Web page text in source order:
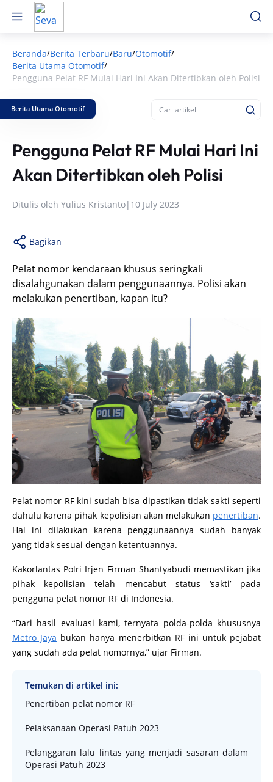
Beranda/Berita Terbaru/Baru/Otomotif/
Berita Utama Otomotif/
Pengguna Pelat RF Mulai Hari Ini Akan Ditertibkan oleh Polisi
Berita Utama Otomotif
Pengguna Pelat RF Mulai Hari Ini
Akan Ditertibkan oleh Polisi
Ditulis oleh Yulius Kristanto| 10 July 2023
Bagikan
Pelat nomor kendaraan khusus seringkali
disalahgunakan dalam penggunaannya. Polisi akan
melakukan penertiban, kapan itu?
Pelat nomor RF kini sudah bisa dipastikan tidak sakti seperti
dahulu karena pihak kepolisian akan melakukan penertiban.
Hal ini dilakukan karena penggunaannya sudah banyak
yang tidak sesuai dengan ketentuannya.
Kakorlantas Polri Irjen Firman Shantyabudi memastikan jika
pihak kepolisian telah mencabut status ‘sakti’ pada
pengguna pelat nomor RF di Indonesia.
“Dari hasil evaluasi kami, ternyata polda-polda khususnya
Metro Jaya bukan hanya menerbitkan RF ini untuk pejabat
yang sudah ada pelat nomornya,” ujar Firman.
Temukan di artikel ini:
Penertiban pelat nomor RF
Pelaksanaan Operasi Patuh 2023
Pelanggaran lalu lintas yang menjadi sasaran dalam
Operasi Patuh 2023